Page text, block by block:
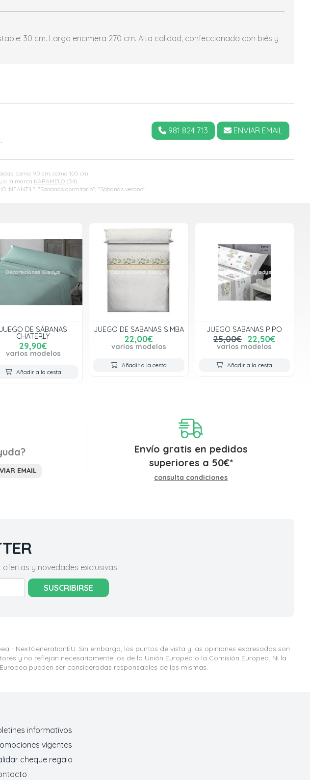
cama 90 cm; cama 105 cm.
a la marca KARAMELO (34).
INFANTIL", "Sabanas dormitorio", "Sabanas verano".
30 cm. Largo encimera 270 cm. Alta calidad, confeccionada con biés y
981 824 713 ENVIAR EMAIL
JUEGO DE SÁBANAS
CHATERLY
29,90€
varios modelos
Añadir a la cesta
JUEGO DE SABANAS SIMBA
22,00€
varios modelos
Añadir a la cesta
JUEGO SABANAS PIPO
25,00€ 22,50€
varios modelos
Añadir a la cesta
EMAIL
Envío gratis en pedidos
superiores a 50€*
consulta condiciones
y novedades exclusivas.
SUSCRIBIRSE
- NextGenerationEU. Sin embargo, los puntos de vista y las opiniones expresadas son
y no reflejan necesariamente los de la Unión Europea o la Comisión Europea. Ni la
pueden ser consideradas responsables de las mismas.
informativos
vigentes
cheque regalo